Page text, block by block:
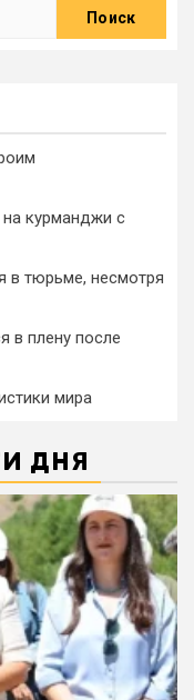
курманджи с
в тюрьме, несмотря
в плену после
мира
ДНЯ